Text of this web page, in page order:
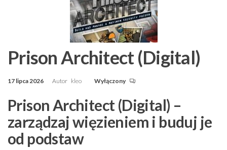
Prison Architect (Digital)
17 lipca 2026 Autor kleo Wyłączony
Prison Architect (Digital) –
zarządzaj więzieniem i buduj je
od podstaw